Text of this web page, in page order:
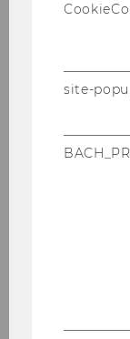
Mai 2018
site-